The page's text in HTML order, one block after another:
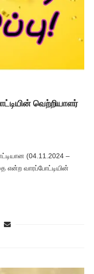
வெற்றியாளர்
(04.11.2024 –
என்ற வாரப்போட்டியின்